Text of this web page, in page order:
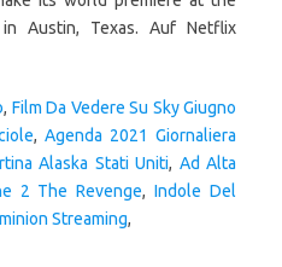
, Film Da Vedere Su Sky Giugno
, Agenda 2021 Giornaliera
Alaska Stati Uniti, Ad Alta
2 The Revenge,Indole Del
Streaming,